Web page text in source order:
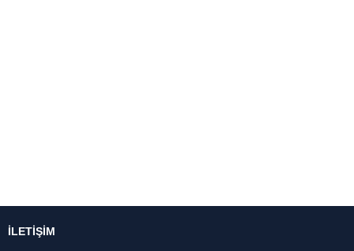
İLETİŞİM